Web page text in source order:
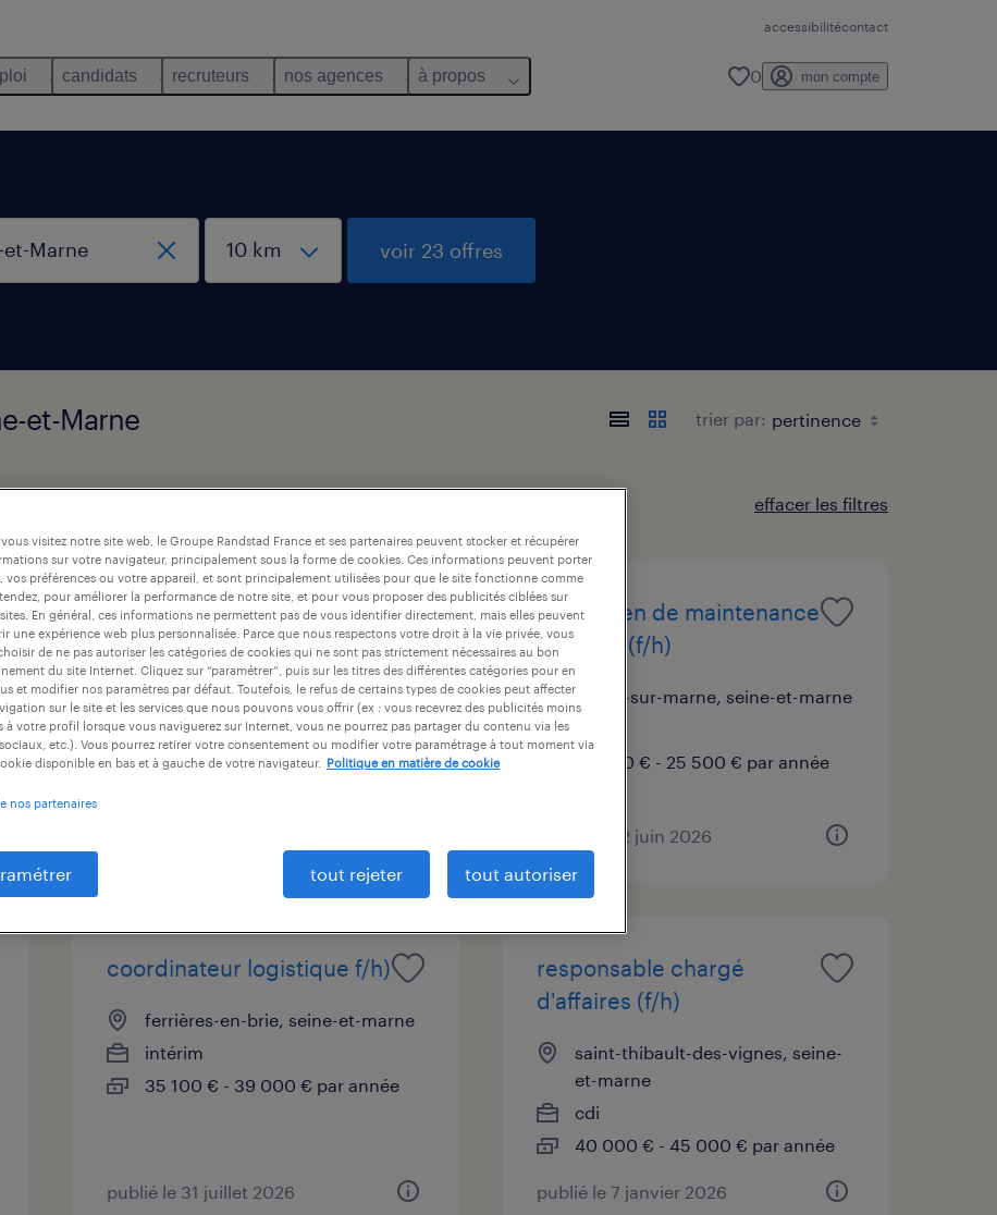
accessibilitécontact
candidats recruteurs nos agences à propos 0 mon compte
voir 23 offres
et-Marne trier par:
effacer les filtres
chargé d'affaires
(protection incendie) (f/h)
saint-thibault-des-vignes, seine-
et-marne
cdi
technicien de maintenance
itinérant (f/h)
vaires-sur-marne, seine-et-marne
25 400 € - 25 500 € par année
publié le 22 juin 2026
coordinateur logistique f/h)
ferrières-en-brie, seine-et-marne
intérim
35 100 € - 39 000 € par année
publié le 31 juillet 2026
responsable chargé
d'affaires (f/h)
saint-thibault-des-vignes, seine-
et-marne
cdi
40 000 € - 45 000 € par année
publié le 7 janvier 2026
visitez notre site web, le Groupe Randstad France et ses partenaires peuvent stocker et récupérer
sur votre navigateur, principalement sous la forme de cookies. Ces informations peuvent porter
vos préférences ou votre appareil, et sont principalement utilisées pour que le site fonctionne comme
pour améliorer la performance de notre site, et pour vous proposer des publicités ciblées sur
sites. En général, ces informations ne permettent pas de vous identifier directement, mais elles peuvent
une expérience web plus personnalisée. Parce que nous respectons votre droit à la vie privée, vous
de ne pas autoriser les catégories de cookies qui ne sont pas strictement nécessaires au bon
du site Internet. Cliquez sur “paramétrer”, puis sur les titres des différentes catégories pour en
et modifier nos paramètres par défaut. Toutefois, le refus de certains types de cookies peut affecter
sur le site et les services que nous pouvons vous offrir (ex : vous recevrez des publicités moins
à votre profil lorsque vous naviguerez sur Internet, vous ne pourrez pas partager du contenu via les
etc.). Vous pourrez retirer votre consentement ou modifier votre paramétrage à tout moment via
disponible en bas et à gauche de votre navigateur.
Politique en matière de cookie
nos partenaires
tout rejeter tout autoriser